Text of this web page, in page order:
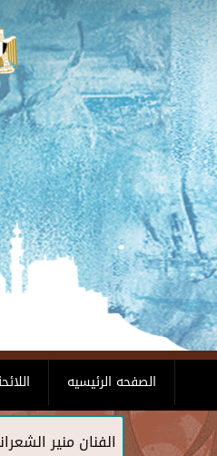
Skip to main content
الصفحه الرئيسيه
الفنان منير